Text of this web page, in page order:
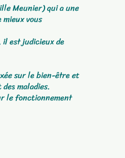
Meunier) qui a une
vous
est judicieux de
sur le bien-être et la
maladies.
le fonctionnement